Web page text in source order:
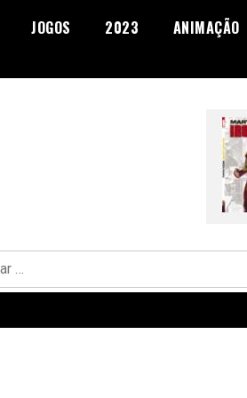
JOGOS 2023 ANIMAÇÃO